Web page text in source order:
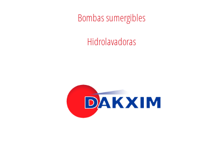
Bombas sumergibles
Hidrolavadoras